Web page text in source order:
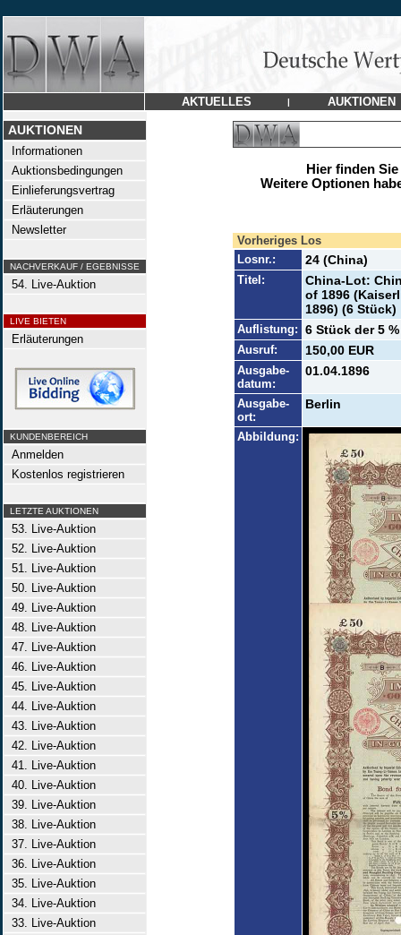
AKTUELLES | AUKTIONEN
AUKTIONEN
Informationen
Auktionsbedingungen
Einlieferungsvertrag
Erläuterungen
Newsletter
NACHVERKAUF / EGEBNISSE
54. Live-Auktion
LIVE BIETEN
Erläuterungen
KUNDENBEREICH
Anmelden
Kostenlos registrieren
LETZTE AUKTIONEN
53. Live-Auktion
52. Live-Auktion
51. Live-Auktion
50. Live-Auktion
49. Live-Auktion
48. Live-Auktion
47. Live-Auktion
46. Live-Auktion
45. Live-Auktion
44. Live-Auktion
43. Live-Auktion
42. Live-Auktion
41. Live-Auktion
40. Live-Auktion
39. Live-Auktion
38. Live-Auktion
37. Live-Auktion
36. Live-Auktion
35. Live-Auktion
34. Live-Auktion
33. Live-Auktion
Hier finden
Weitere Optionen
Vorheriges Los
Losnr.:
24 (China)
Titel:
China-Lot:
of 1896
1896) (6 Stück)
Auflistung: 6 Stück der 5
Ausruf: 150,00 EUR
Ausgabe-
datum:
01.04.1896
Ausgabe-
ort:
Berlin
Abbildung: